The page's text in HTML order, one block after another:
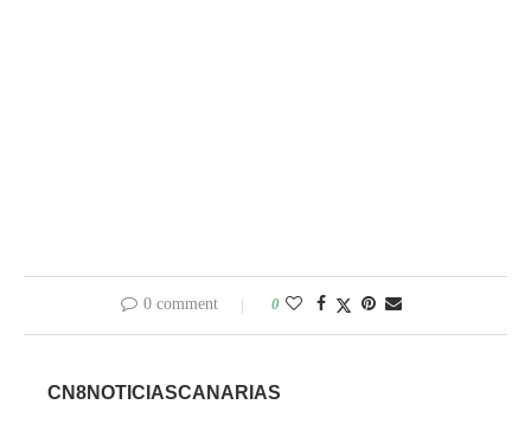
0 comment 0
CN8NOTICIASCANARIAS